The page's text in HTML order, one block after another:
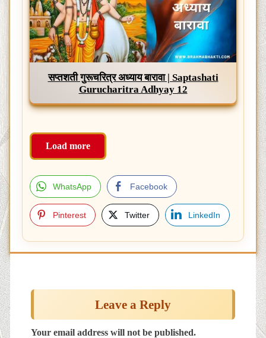
सप्तशती गुरूचरित्र अध्याय बारावा | Saptashati
Gurucharitra Adhyay 12
Load more
WhatsApp Facebook
Pinterest Twitter LinkedIn
Leave a Reply
Your email address will not be published.